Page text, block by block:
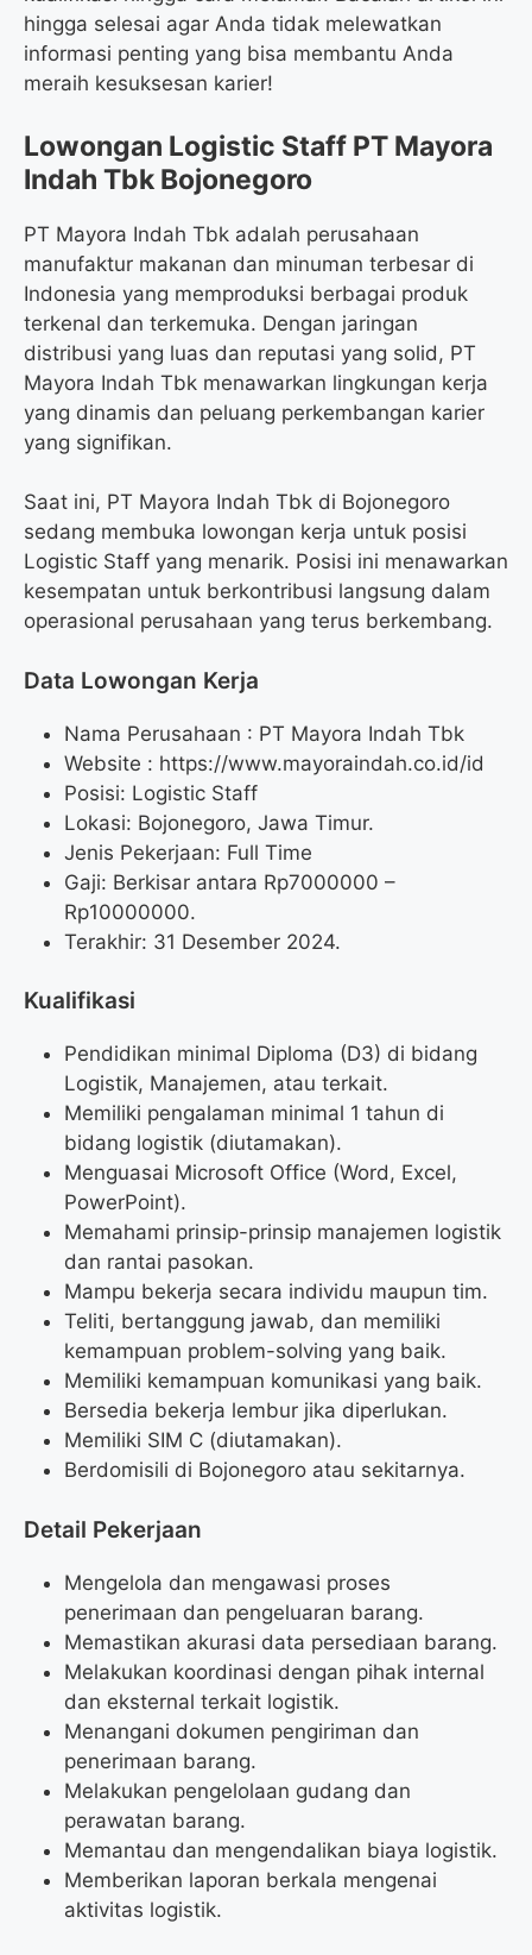
hingga selesai agar Anda tidak melewatkan
informasi penting yang bisa membantu Anda
meraih kesuksesan karier!
Lowongan Logistic Staff PT Mayora
Indah Tbk Bojonegoro
PT Mayora Indah Tbk adalah perusahaan
manufaktur makanan dan minuman terbesar di
Indonesia yang memproduksi berbagai produk
terkenal dan terkemuka. Dengan jaringan
distribusi yang luas dan reputasi yang solid, PT
Mayora Indah Tbk menawarkan lingkungan kerja
yang dinamis dan peluang perkembangan karier
yang signifikan.
Saat ini, PT Mayora Indah Tbk di Bojonegoro
sedang membuka lowongan kerja untuk posisi
Logistic Staff yang menarik. Posisi ini menawarkan
kesempatan untuk berkontribusi langsung dalam
operasional perusahaan yang terus berkembang.
Data Lowongan Kerja
Nama Perusahaan : PT Mayora Indah Tbk
Website : https://www.mayoraindah.co.id/id
Posisi: Logistic Staff
Lokasi: Bojonegoro, Jawa Timur.
Jenis Pekerjaan: Full Time
Gaji: Berkisar antara Rp7000000 –
Rp10000000.
Terakhir: 31 Desember 2024.
Kualifikasi
Pendidikan minimal Diploma (D3) di bidang
Logistik, Manajemen, atau terkait.
Memiliki pengalaman minimal 1 tahun di
bidang logistik (diutamakan).
Menguasai Microsoft Office (Word, Excel,
PowerPoint).
Memahami prinsip-prinsip manajemen logistik
dan rantai pasokan.
Mampu bekerja secara individu maupun tim.
Teliti, bertanggung jawab, dan memiliki
kemampuan problem-solving yang baik.
Memiliki kemampuan komunikasi yang baik.
Bersedia bekerja lembur jika diperlukan.
Memiliki SIM C (diutamakan).
Berdomisili di Bojonegoro atau sekitarnya.
Detail Pekerjaan
Mengelola dan mengawasi proses
penerimaan dan pengeluaran barang.
Memastikan akurasi data persediaan barang.
Melakukan koordinasi dengan pihak internal
dan eksternal terkait logistik.
Menangani dokumen pengiriman dan
penerimaan barang.
Melakukan pengelolaan gudang dan
perawatan barang.
Memantau dan mengendalikan biaya logistik.
Memberikan laporan berkala mengenai
aktivitas logistik.